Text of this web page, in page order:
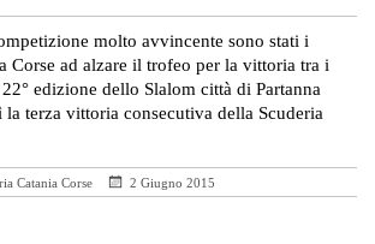
molto avvincente sono stati i
Corse ad alzare il trofeo per la vittoria tra i
edizione dello Slalom città di Partanna
la terza vittoria consecutiva della Scuderia
Catania Corse 2 Giugno 2015